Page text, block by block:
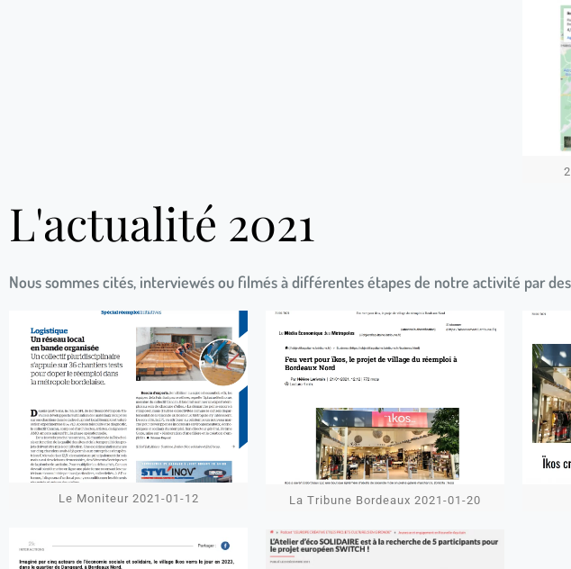
L'actualité 2021
Nous sommes cités, interviewés ou filmés à différentes étapes de notre activité par
Le Moniteur 2021-01-12 La Tribune Bordeaux 2021-01-20